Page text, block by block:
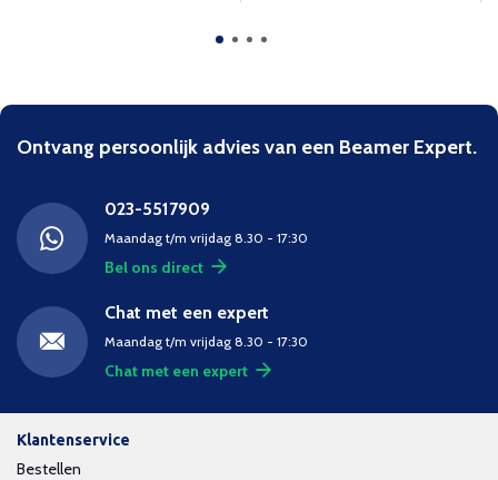
Ontvang persoonlijk advies van een Beamer Expert.
023-5517909
Maandag t/m vrijdag 8.30 - 17:30
Bel ons direct
Chat met een expert
Maandag t/m vrijdag 8.30 - 17:30
Chat met een expert
Klantenservice
Bestellen